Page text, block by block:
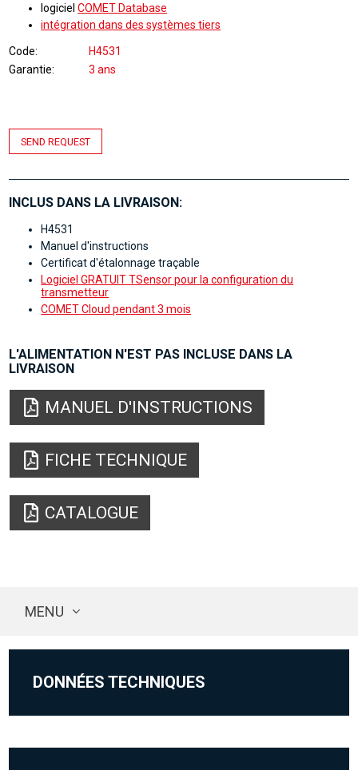
logicielCOMET Database
intégration dans des systèmes tiers
Code
H4531
Garantie
3 ans
SEND REQUEST
INCLUS DANS LA LIVRAISON:
H4531
Manuel d'instructions
Certificat d'étalonnage traçable
Logiciel GRATUIT TSensor pour la configuration du
transmetteur
COMET Cloud pendant 3 mois
L'ALIMENTATION N'EST PAS INCLUSE DANS LA
LIVRAISON
MANUEL D'INSTRUCTIONS
FICHE TECHNIQUE
CATALOGUE
MENU
DONNÉES TECHNIQUES